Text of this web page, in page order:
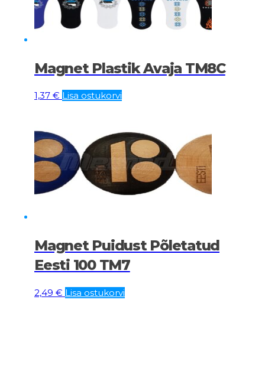
Magnet Plastik Avaja TM8C
1,37 € Lisa ostukorvi
Magnet Puidust Põletatud
Eesti 100 TM7
2,49 € Lisa ostukorvi